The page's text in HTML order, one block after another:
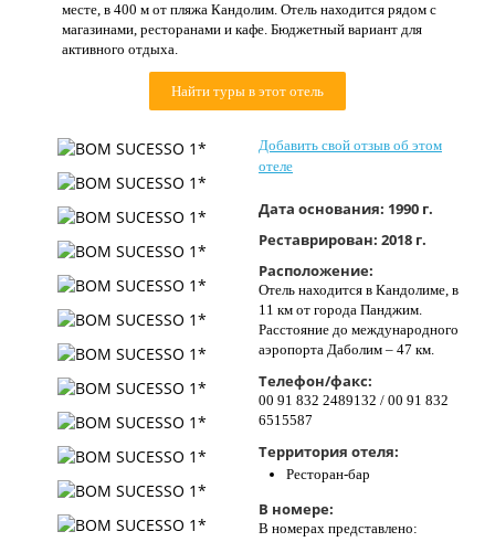
Как купить
месте, в 400 м от пляжа Кандолим. Отель находится рядом с
магазинами, ресторанами и кафе. Бюджетный вариант для
активного отдыха.
Найти туры в этот отель
Добавить свой отзыв об этом
отеле
Дата основания: 1990 г.
Реставрирован: 2018 г.
Расположение:
Отель находится в Кандолиме, в
11 км от города Панджим.
Расстояние до международного
аэропорта Даболим – 47 км.
Телефон/факс:
00 91 832 2489132 / 00 91 832
6515587
Территория отеля:
Ресторан-бар
В номере:
В номерах представлено: